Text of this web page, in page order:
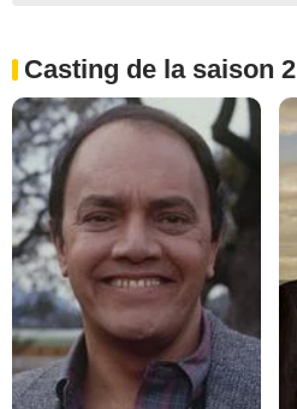
Casting de la saison 2